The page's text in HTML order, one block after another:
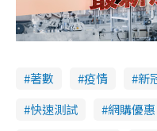
著數 疫情 新
快速測試
網購優惠